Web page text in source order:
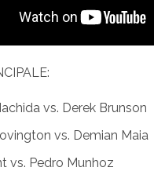
vs. Derek Brunson
vs. Demian Maia
vs. Pedro Munhoz